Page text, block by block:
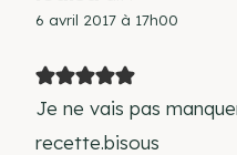
6 avril 2017 à 17h00
Je ne vais pas
recette.bisous